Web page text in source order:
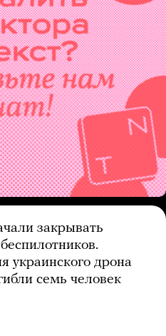
закрывать
украинского дрона
семь человек